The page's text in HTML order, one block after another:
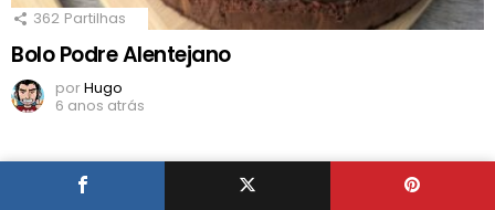
362 Partilhas
Bolo Podre Alentejano
porHugo
6 anos atrás